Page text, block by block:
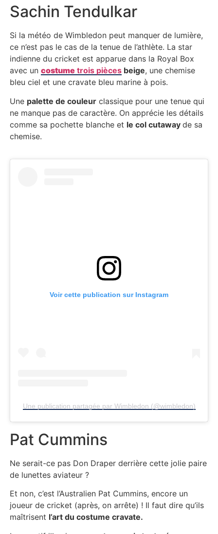
Sachin Tendulkar
Si la météo de Wimbledon peut manquer de lumière,
ce n’est pas le cas de la tenue de l’athlète. La star
indienne du cricket est apparue dans la Royal Box
avec un costume trois pièces beige, une chemise
bleu ciel et une cravate bleu marine à pois.
Une palette de couleur classique pour une tenue qui
ne manque pas de caractère. On apprécie les détails
comme sa pochette blanche et le col cutaway de sa
chemise.
Voir cette publication sur Instagram
Une publication partagée par Wimbledon (@wimbledon)
Pat Cummins
Ne serait-ce pas Don Draper derrière cette jolie paire
de lunettes aviateur ?
Et non, c’est l’Australien Pat Cummins, encore un
joueur de cricket (après, on arrête) ! Il faut dire qu’ils
maîtrisent l’art du costume cravate.